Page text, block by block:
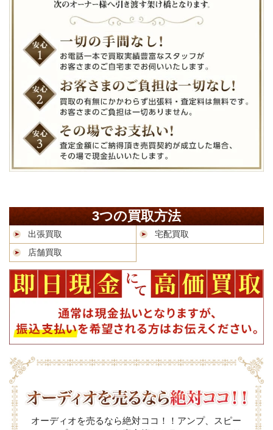
3つの買取方法
出張買取
宅配買取
店舗買取
オーディオを売るなら絶対ココ！！アンプ、スピー